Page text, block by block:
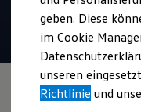
Sportwagen
Schnell verfügbare
Angebote und
Aktuelle
E-Auto-
Volkswagen
geben. Diese
im Cookie
unseren
Richtlinie und